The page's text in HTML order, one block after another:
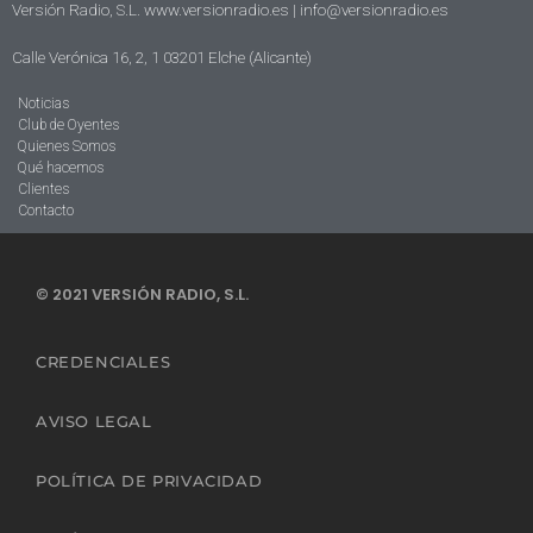
Versión Radio, S.L. www.versionradio.es | info@versionradio.es
Calle Verónica 16, 2, 1 03201 Elche (Alicante)
Noticias
Club de Oyentes
Quienes Somos
Qué hacemos
Clientes
Contacto
© 2021 VERSIÓN RADIO, S.L.
CREDENCIALES
AVISO LEGAL
POLÍTICA DE PRIVACIDAD